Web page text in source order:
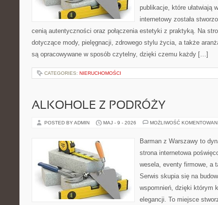
publikacje, które ułatwiają
internetowy została
cenią autentyczności oraz połączenia estetyki z praktyką. Na
dotyczące mody, pielęgnacji, zdrowego stylu życia, a także
są opracowywane w sposób czytelny, dzięki czemu każdy […]
CATEGORIES: NIERUCHOMOŚCI
ALKOHOLE Z PODRÓŻY
POSTED BY ADMIN MAJ - 9 - 2026 MOŻLIWOŚĆ
Barman z Warszawy to
strona internetowa
wesela, eventy firmowe, a
Serwis skupia się na
wspomnień, dzięki którym
elegancji. To miejsce